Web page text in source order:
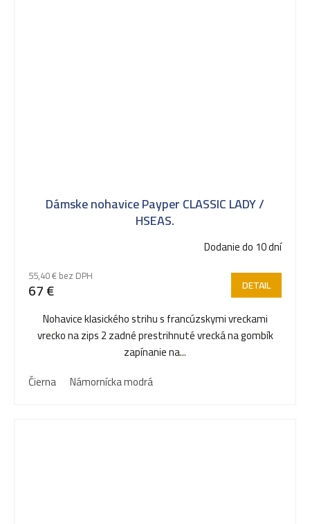
Dámske nohavice Payper CLASSIC LADY /
HSEAS.
Dodanie do 10 dní
55,40 € bez DPH
67 € DETAIL
Nohavice klasického strihu s francúzskymi vreckami
vrecko na zips 2 zadné prestrihnuté vrecká na gombík
zapínanie na...
Čierna
Námornícka modrá